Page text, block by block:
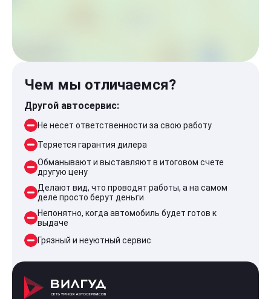
Чем мы отличаемся?
Другой автосервис:
Не несет ответственности за свою работу
Теряется гарантия дилера
Обманывают и выставляют в итоговом счете
другую цену
Делают вид, что проводят работы, а на самом
деле просто берут деньги
Непонятно, когда автомобиль будет готов к
выдаче
Грязный и неуютный сервис